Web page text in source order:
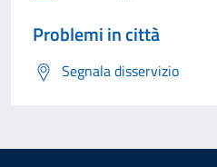
Problemi in città
Segnala disservizio